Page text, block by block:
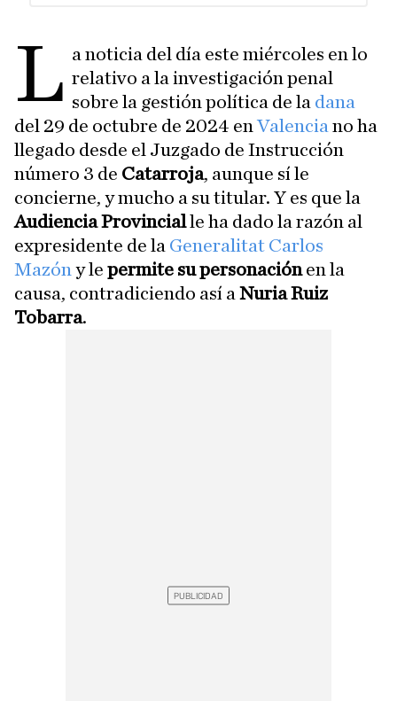
L a noticia del día este miércoles en lo
relativo a la investigación penal
sobre la gestión política de la dana
del 29 de octubre de 2024 enValencia no ha
llegado desde el Juzgado de Instrucción
número 3 de Catarroja, aunque sí le
concierne, y mucho a su titular. Y es que la
Audiencia Provincialle ha dado la razón al
expresidente de la Generalitat Carlos
Mazón y le permite su personaciónen la
causa, contradiciendo así a Nuria Ruiz
Tobarra.